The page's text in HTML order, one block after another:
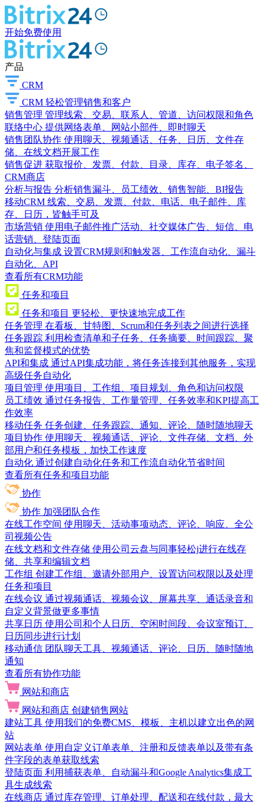
开始免费使用
产品
CRM
CRM 轻松管理销售和客户
销售管理 管理线索、交易、联系人、管道、访问权限和角色
联络中心 提供网络表单、网站小部件、即时聊天
销售团队协作 使用聊天、视频通话、任务、日历、文件存
储、在线文档开展工作
销售促进 获取报价、发票、付款、目录、库存、电子签名、
CRM商店
分析与报告 分析销售漏斗、员工绩效、销售智能、BI报告
移动CRM 线索、交易、发票、付款、电话、电子邮件、库
存、日历，皆触手可及
市场营销 使用电子邮件推广活动、社交媒体广告、短信、电
话营销、登陆页面
自动化与集成 设置CRM规则和触发器、工作流自动化、漏斗
自动化、API
查看所有CRM功能
任务和项目
任务和项目 更轻松、更快速地完成工作
任务管理 在看板、甘特图、Scrum和任务列表之间进行选择
任务跟踪 利用检查清单和子任务、任务摘要、时间跟踪、聚
焦和监督模式的优势
API和集成 通过API集成功能，将任务连接到其他服务，实现
高级任务自动化
项目管理 使用项目、工作组、项目规划、角色和访问权限
员工绩效 通过任务报告、工作量管理、任务效率和KPI提高工
作效率
移动任务 任务创建、任务跟踪、通知、评论、随时随地聊天
项目协作 使用聊天、视频通话、评论、文件存储、文档、外
部用户和任务模板，加快工作速度
自动化 通过创建自动化任务和工作流自动化节省时间
查看所有任务和项目功能
协作
协作 加强团队合作
在线工作空间 使用聊天、活动事项动态、评论、响应、全公
司视频公告
在线文档和文件存储 使用公司云盘与同事轻松j进行在线存
储、共享和编辑文档
工作组 创建工作组、邀请外部用户、设置访问权限以及处理
任务和项目
在线会议 通过视频通话、视频会议、屏幕共享、通话录音和
自定义背景做更多事情
共享日历 使用公司和个人日历、空闲时间段、会议室预订、
日历同步进行计划
移动通信 团队聊天工具、视频通话、评论、日历、随时随地
通知
查看所有协作功能
网站和商店
网站和商店 创建销售网站
建站工具 使用我们的免费CMS、模板、主机以建立出色的网
站
网站表单 使用自定义订单表单、注册和反馈表单以及带有条
件字段的表单获取线索
登陆页面 利用捕获表单、自动漏斗和Google Analytics集成工
具生成线索
在线商店 通过库存管理、订单处理、配送和在线付款，最大